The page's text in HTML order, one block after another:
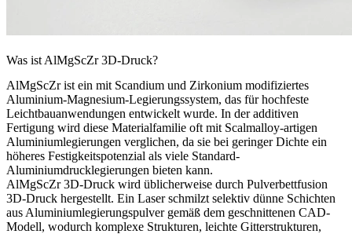
Was ist AlMgScZr 3D-Druck?
AlMgScZr ist ein mit Scandium und Zirkonium modifiziertes
Aluminium-Magnesium-Legierungssystem, das für hochfeste
Leichtbauanwendungen entwickelt wurde. In der additiven
Fertigung wird diese Materialfamilie oft mit Scalmalloy-artigen
Aluminiumlegierungen verglichen, da sie bei geringer Dichte ein
höheres Festigkeitspotenzial als viele Standard-
Aluminiumdrucklegierungen bieten kann.
AlMgScZr 3D-Druck wird üblicherweise durch Pulverbettfusion
3D-Druck hergestellt. Ein Laser schmilzt selektiv dünne Schichten
aus Aluminiumlegierungspulver gemäß dem geschnittenen CAD-
Modell, wodurch komplexe Strukturen, leichte Gitterstrukturen,